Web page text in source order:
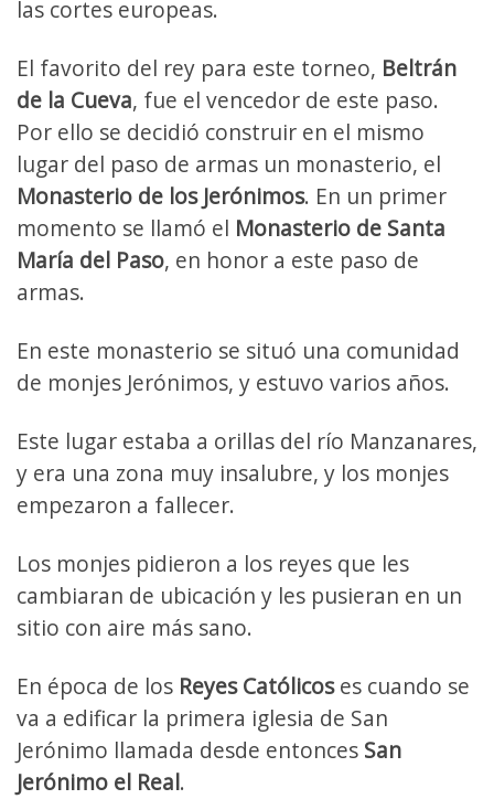
las cortes europeas.
El favorito del rey para este torneo, Beltrán
de la Cueva, fue el vencedor de este paso.
Por ello se decidió construir en el mismo
lugar del paso de armas un monasterio, el
Monasterio de los Jerónimos. En un primer
momento se llamó el Monasterio de Santa
María del Paso, en honor a este paso de
armas.
En este monasterio se situó una comunidad
de monjes Jerónimos, y estuvo varios años.
Este lugar estaba a orillas del río Manzanares,
y era una zona muy insalubre, y los monjes
empezaron a fallecer.
Los monjes pidieron a los reyes que les
cambiaran de ubicación y les pusieran en un
sitio con aire más sano.
En época de los Reyes Católicoses cuando se
va a edificar la primera iglesia de San
Jerónimo llamada desde entonces San
Jerónimo el Real.